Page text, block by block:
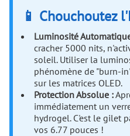
📱 Chouchoutez
Luminosité
cracher 5000 nits,
soleil. Utiliser la
phénomène de "burn-
sur les matrices OLED.
Protection Absolue :
immédiatement un
hydrogel. C'est le gilet
vos 6.77 pouces !